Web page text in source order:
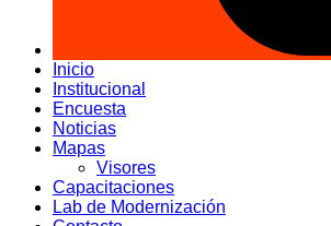
Inicio
Institucional
Encuesta
Noticias
Mapas
Visores
Capacitaciones
Lab de Modernización